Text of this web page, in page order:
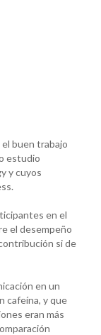
buen trabajo
estudio
y cuyos
en el
el desempeño
si de
en un
cafeína, y que
eran más